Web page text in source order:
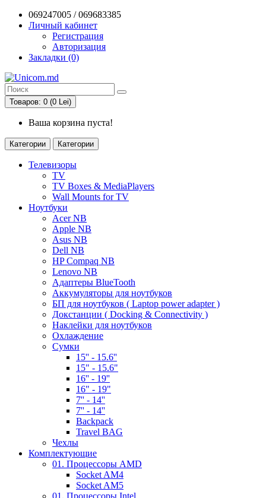
069247005 / 069683385
Личный кабинет
Регистрация
Авторизация
Закладки (0)
Товаров: 0 (0 Lei)
Ваша корзина пуста!
Категории Категории
Телевизоры
TV
TV Boxes & MediaPlayers
Wall Mounts for TV
Ноутбуки
Acer NB
Apple NB
Asus NB
Dell NB
HP Compaq NB
Lenovo NB
Адаптеры BlueTooth
Аккумуляторы для ноутбуков
БП для ноутбуков ( Laptop power adapter )
Докстанции ( Docking & Connectivity )
Наклейки для ноутбуков
Охлаждение
Сумки
15'' - 15.6''
15" - 15.6"
16'' - 19''
16" - 19"
7'' - 14''
7'' - 14''
Backpack
Travel BAG
Чехлы
Комплектующие
01. Процессоры AMD
Socket AM4
Socket AM5
01. Процессоры Intel